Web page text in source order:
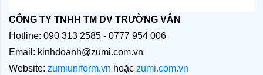
CÔNG TY TNHH TM DV TRƯỜNG VÂN
Hotline: 090 313 2585 - 0777 954 006
Email: kinhdoanh@zumi.com.vn
Website: zumiuniform.vn hoặc zumi.com.vn